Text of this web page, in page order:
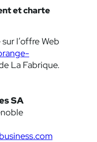
et charte
l’offre Web
La Fabrique.
SA